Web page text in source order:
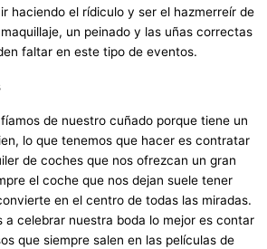
haciendo el rídiculo y ser el hazmerreír de
un peinado y las uñas correctas
faltar en este tipo de eventos.
de nuestro cuñado porque tiene un
lo que tenemos que hacer es contratar
de coches que nos ofrezcan un gran
el coche que nos dejan suele tener
en el centro de todas las miradas.
a celebrar nuestra boda lo mejor es contar
que siempre salen en las películas de